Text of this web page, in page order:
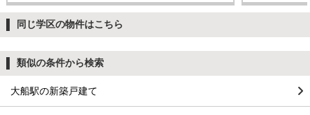
同じ学区の物件はこちら
類似の条件から検索
大船駅の新築戸建て